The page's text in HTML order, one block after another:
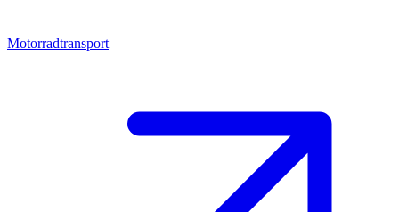
Motorradtransport